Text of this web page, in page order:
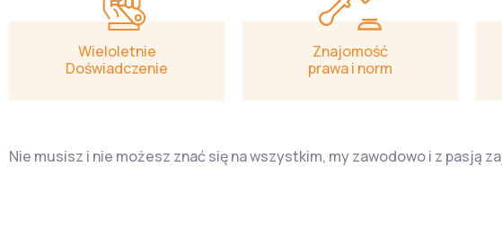
Wieloletnie
Doświadczenie
Znajomość
prawa i norm
Nie musisz i nie możesz znać się na wszystkim, my zawodowo i z pasją